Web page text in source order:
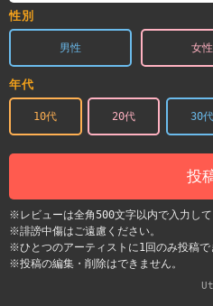
性別
男性 女性
年代
10代 20代 30代
投
※レビューは全角500文字以内で入力して
※誹謗中傷はご遠慮ください。
※ひとつのアーティストに1回のみ投稿で
※投稿の編集・削除はできません。